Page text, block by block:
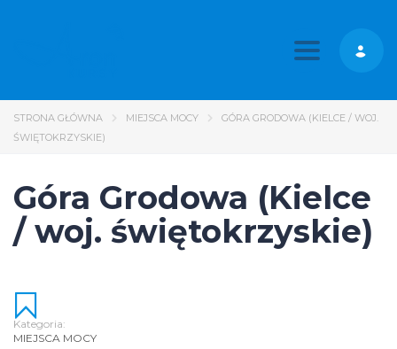
Toggle
STRONA GŁÓWNA MIEJSCA MOCY
GÓRA GRODOWA (KIELCE / WOJ.
ŚWIĘTOKRZYSKIE)
Góra Grodowa (Kielce
/ woj. świętokrzyskie)
Kategoria:
MIEJSCA MOCY